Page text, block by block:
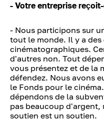
- Votre entreprise
- Nous participons sur
tout le monde. Il y a
cinématographiques.
d'autres non. Tout
vous présentez et de la
défendez. Nous avons
le Fonds pour le
dépendons de la
pas beaucoup
soutien est un soutien.